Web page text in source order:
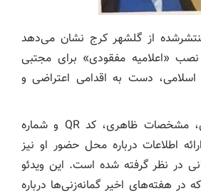
از گلشهر کرج نشان می‌دهد
«اعلامیه مفقودی» برای مجتبی
اسلامی، دست به اقدامی اعتراضی و
در این برگه‌ها که عکس، مشخصات ظاهری، کد QR و شماره
اطلاعات درباره محل حضور او نیز
در نظر گرفته شده است. این ویدئو
هفته‌های اخیر گمانه‌زنی‌ها درباره